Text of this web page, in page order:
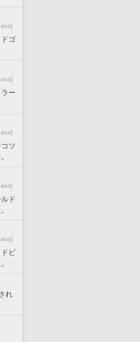
ゴ
ー
ツ
ド
ピ
れ